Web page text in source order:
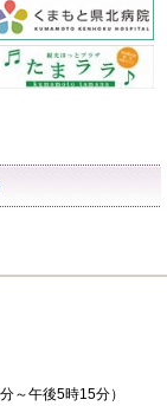
～午後5時15分）